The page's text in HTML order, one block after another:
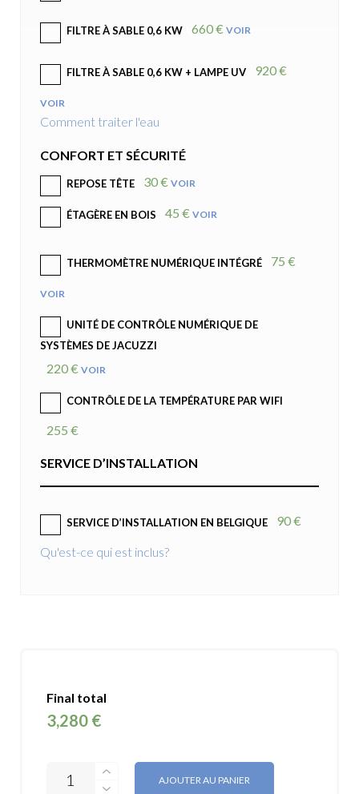
FILTRE À SABLE 0,6 KW 660 € VOIR
FILTRE À SABLE 0,6 KW + LAMPE UV 920 €
VOIR
Comment traiter l'eau
CONFORT ET SÉCURITÉ
REPOSE TÊTE 30 € VOIR
ÉTAGÈRE EN BOIS 45 € VOIR
THERMOMÈTRE NUMÉRIQUE INTÉGRÉ 75 €
VOIR
UNITÉ DE CONTRÔLE NUMÉRIQUE DE
SYSTÈMES DE JACUZZI
220 € VOIR
CONTRÔLE DE LA TEMPÉRATURE PAR WIFI
255 €
SERVICE D’INSTALLATION
SERVICE D’INSTALLATION EN BELGIQUE 90 €
Qu'est-ce qui est inclus?
Final total
3,280 €
AJOUTER AU PANIER